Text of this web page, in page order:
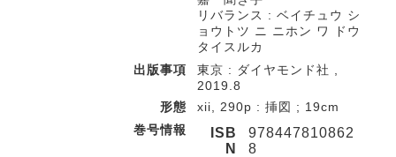
リバランス : ベイチュウ シ
ョウトツ ニ ニホン ワ ドウ
タイスルカ
出版事項
東京 : ダイヤモンド社 ,
2019.8
形態
xii, 290p : 挿図 ; 19cm
巻号情報
ISB
N
978447810862
8